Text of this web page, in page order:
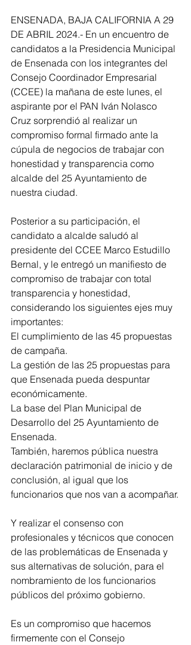
ENSENADA, BAJA CALIFORNIA A 29
DE ABRIL 2024.- En un encuentro de
candidatos a la Presidencia Municipal
de Ensenada con los integrantes del
Consejo Coordinador Empresarial
(CCEE) la mañana de este lunes, el
aspirante por el PAN Iván Nolasco
Cruz sorprendió al realizar un
compromiso formal firmado ante la
cúpula de negocios de trabajar con
honestidad y transparencia como
alcalde del 25 Ayuntamiento de
nuestra ciudad.
Posterior a su participación, el
candidato a alcalde saludó al
presidente del CCEE Marco Estudillo
Bernal, y le entregó un manifiesto de
compromiso de trabajar con total
transparencia y honestidad,
considerando los siguientes ejes muy
importantes:
El cumplimiento de las 45 propuestas
de campaña.
La gestión de las 25 propuestas para
que Ensenada pueda despuntar
económicamente.
La base del Plan Municipal de
Desarrollo del 25 Ayuntamiento de
Ensenada.
También, haremos pública nuestra
declaración patrimonial de inicio y de
conclusión, al igual que los
funcionarios que nos van a acompañar.
Y realizar el consenso con
profesionales y técnicos que conocen
de las problemáticas de Ensenada y
sus alternativas de solución, para el
nombramiento de los funcionarios
públicos del próximo gobierno.
Es un compromiso que hacemos
firmemente con el Consejo